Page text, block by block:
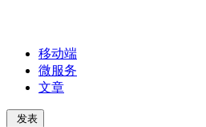
移动端
微服务
文章
发表